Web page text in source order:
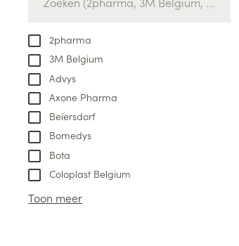
2pharma
3M Belgium
Advys
Axone Pharma
Beiersdorf
Bomedys
Bota
Coloplast Belgium
Toon meer